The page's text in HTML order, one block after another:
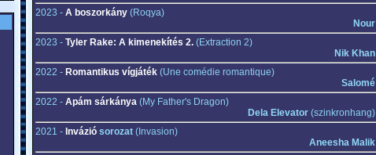
2023 - A boszorkány(Roqya)
Nour
2023 - Tyler Rake: A kimenekítés 2.(Extraction 2)
Nik Khan
2022 - Romantikus vígjáték(Une comédie romantique)
Salomé
2022 - Apám sárkánya(My Father's Dragon)
Dela Elevator(szinkronhang)
2021 - Invázió sorozat(Invasion)
Aneesha Malik